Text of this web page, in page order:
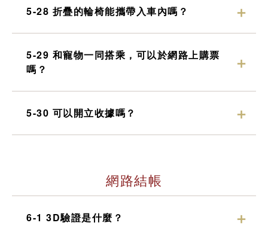
5-28 折疊的輪椅能攜帶入車內嗎？
5-29 和寵物一同搭乘，可以於網路上購票
嗎？
5-30 可以開立收據嗎？
網路結帳
6-1 3D驗證是什麼？